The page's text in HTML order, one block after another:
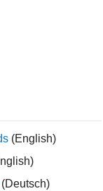
* const mgp)
(English)
(Deutsch)